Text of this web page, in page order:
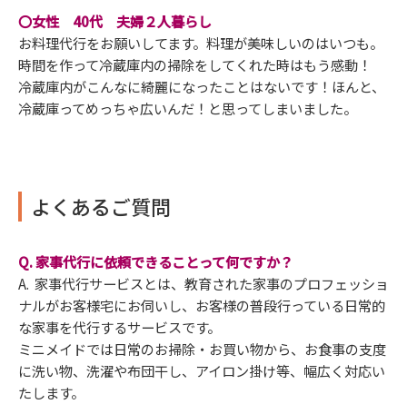
〇女性 40代 夫婦２人暮らし
お料理代行をお願いしてます。料理が美味しいのはいつも。
時間を作って冷蔵庫内の掃除をしてくれた時はもう感動！
冷蔵庫内がこんなに綺麗になったことはないです！ほんと、
冷蔵庫ってめっちゃ広いんだ！と思ってしまいました。
よくあるご質問
Q. 家事代行に依頼できることって何ですか？
A. 家事代行サービスとは、教育された家事のプロフェッショ
ナルがお客様宅にお伺いし、お客様の普段行っている日常的
な家事を代行するサービスです。
ミニメイドでは日常のお掃除・お買い物から、お食事の支度
に洗い物、洗濯や布団干し、アイロン掛け等、幅広く対応い
たします。